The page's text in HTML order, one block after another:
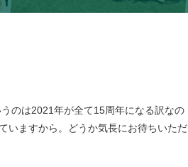
のは2021年が全て15周年になる訳なの
いますから。どうか気長にお待ちいただ